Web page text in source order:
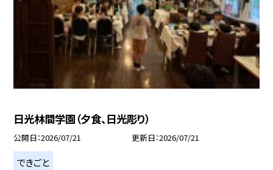
日光林間学園（夕食、日光彫り）
公開日 2026/07/21 更新日 2026/07/21
できごと